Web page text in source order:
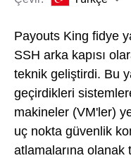
Payouts King fidye
SSH arka kapısı
teknik geliştirdi. Bu
geçirdikleri
makineler (VM'ler)
uç nokta güvenlik
atlamalarına olanak